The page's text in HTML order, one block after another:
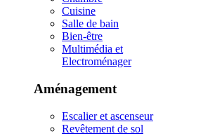
Cuisine
Salle de bain
Bien-être
Multimédia et
Electroménager
Aménagement
Escalier et ascenseur
Revêtement de sol